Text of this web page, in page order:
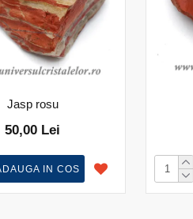
Jasp rosu
50,00 Lei
IN COS